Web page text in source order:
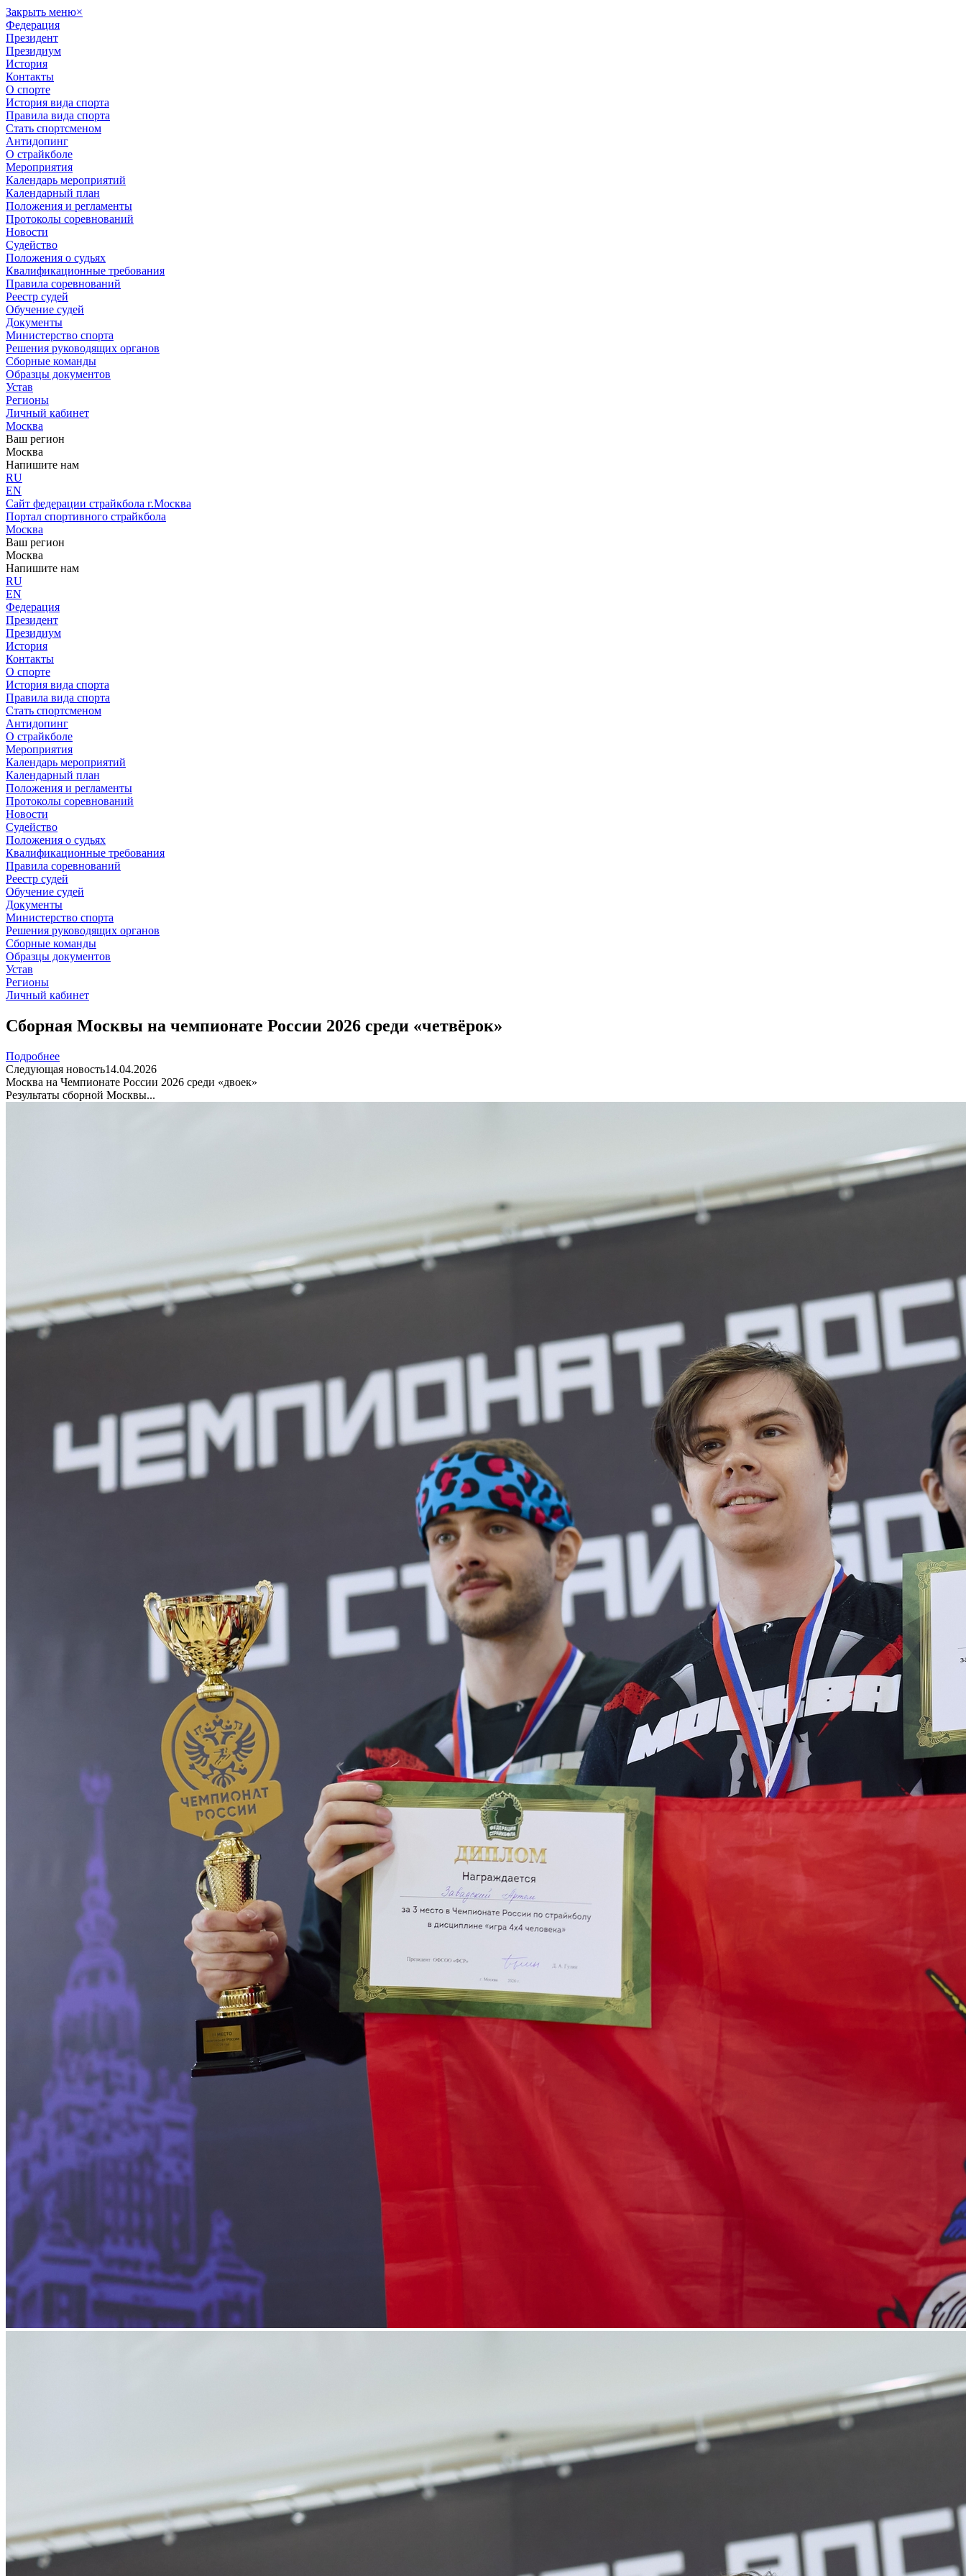
Закрыть меню×
Федерация
Президент
Президиум
История
Контакты
О спорте
История вида спорта
Правила вида спорта
Стать спортсменом
Антидопинг
О страйкболе
Мероприятия
Календарь мероприятий
Календарный план
Положения и регламенты
Протоколы соревнований
Новости
Судейство
Положения о судьях
Квалификационные требования
Правила соревнований
Реестр судей
Обучение судей
Документы
Министерство спорта
Решения руководящих органов
Сборные команды
Образцы документов
Устав
Регионы
Личный кабинет
Москва
Ваш регион
Москва
Напишите нам
RU
EN
Сайт федерации страйкбола г.Москва
Портал спортивного страйкбола
Москва
Ваш регион
Москва
Напишите нам
RU
EN
Федерация
Президент
Президиум
История
Контакты
О спорте
История вида спорта
Правила вида спорта
Стать спортсменом
Антидопинг
О страйкболе
Мероприятия
Календарь мероприятий
Календарный план
Положения и регламенты
Протоколы соревнований
Новости
Судейство
Положения о судьях
Квалификационные требования
Правила соревнований
Реестр судей
Обучение судей
Документы
Министерство спорта
Решения руководящих органов
Сборные команды
Образцы документов
Устав
Регионы
Личный кабинет
Сборная Москвы на чемпионате России 2026 среди «четвёрок»
Подробнее
Следующая новость14.04.2026
Москва на Чемпионате России 2026 среди «двоек»
Результаты сборной Москвы...